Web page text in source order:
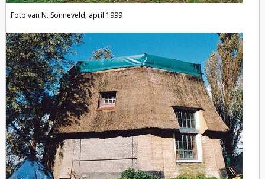
Foto van N. Sonneveld, april 1999